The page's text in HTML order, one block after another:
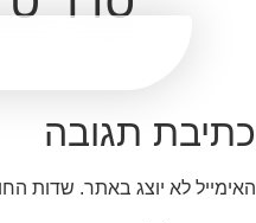
כתיבת תגובה
האימייל לא יוצג באתר. שדות